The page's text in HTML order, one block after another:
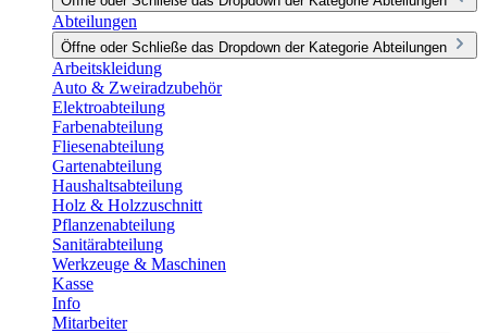
Abteilungen
Öffne oder Schließe das Dropdown der Kategorie Abteilungen
Arbeitskleidung
Auto & Zweiradzubehör
Elektroabteilung
Farbenabteilung
Fliesenabteilung
Gartenabteilung
Haushaltsabteilung
Holz & Holzzuschnitt
Pflanzenabteilung
Sanitärabteilung
Werkzeuge & Maschinen
Kasse
Info
Mitarbeiter